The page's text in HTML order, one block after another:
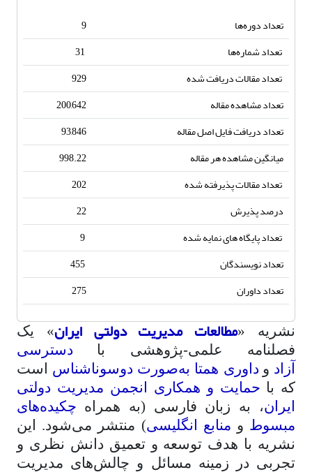
تعداد دوره‌ها
9
تعداد شماره‌ها
تعداد مقالات دریافت شده
929
تعداد مشاهده مقاله
200,642
تعداد دریافت فایل اصل مقاله
93,846
میانگین مشاهده هر مقاله
998.22
تعداد مقالات پذیرفته شده
202
درصد پذیرش
22
تعداد پایگاه های نمایه شده
تعداد نویسندگان
تعداد داوران
275
نشریه «مطالعات مدیریت دولتی ایران» یک
فصلنامه علمی-پژوهشی با
دسترسی
آزاد و داوری همتا به‌صورت دوسوناشناس
است
که با حمایت و همکاری انجمن مدیریت دولتی
ایران، به زبان فارسی (به همراه چکیده‌های
مبسوط و منابع انگلیسی) منتشر می‌شود. این
نشریه با هدف توسعه و تعمیق دانش نظری و
تجربی در زمینه مسائل و چالش‌های مدیریت